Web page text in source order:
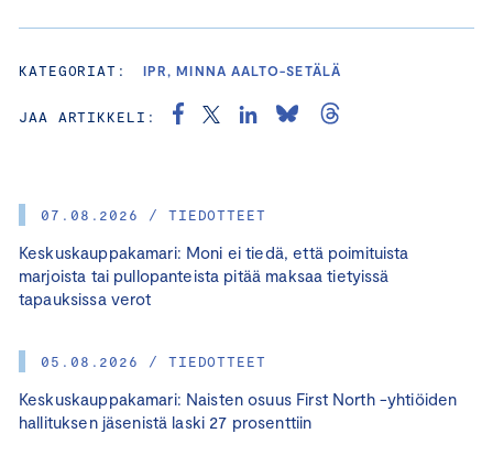
07.08.2026 / TIEDOTTEET
Keskuskauppakamari: Moni ei tiedä, että poimituista
marjoista tai pullopanteista pitää maksaa tietyissä
tapauksissa verot
05.08.2026 / TIEDOTTEET
Keskuskauppakamari: Naisten osuus First North -yhtiöiden
hallituksen jäsenistä laski 27 prosenttiin
KATEGORIAT: IPR, MINNA AALTO-SETÄLÄ
JAA ARTIKKELI: